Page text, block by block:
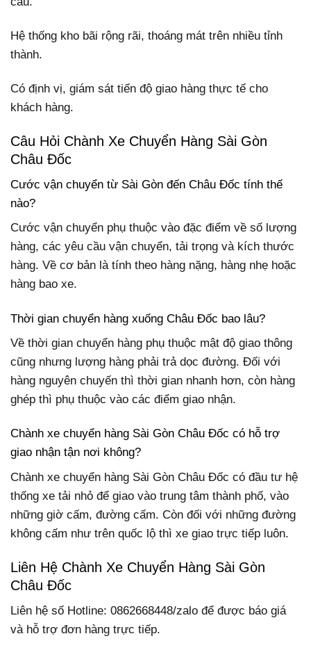
Hệ thống kho bãi rộng rãi, thoáng mát trên nhiều tỉnh
thành.
Có định vị, giám sát tiến độ giao hàng thực tế cho
khách hàng.
Câu Hỏi Chành Xe Chuyển Hàng Sài Gòn
Châu Đốc
Cước vận chuyển từ Sài Gòn đến Châu Đốc tính thế
nào?
Cước vận chuyển phụ thuộc vào đặc điểm về số lượng
hàng, các yêu cầu vận chuyển, tải trọng và kích thước
hàng. Về cơ bản là tính theo hàng nặng, hàng nhẹ hoặc
hàng bao xe.
Thời gian chuyển hàng xuống Châu Đốc bao lâu?
Về thời gian chuyển hàng phụ thuộc mật độ giao thông
cũng nhưng lượng hàng phải trả dọc đường. Đối với
hàng nguyên chuyến thì thời gian nhanh hơn, còn hàng
ghép thì phụ thuộc vào các điểm giao nhận.
Chành xe chuyển hàng Sài Gòn Châu Đốc có hỗ trợ
giao nhận tận nơi không?
Chành xe chuyển hàng Sài Gòn Châu Đốc có đầu tư hệ
thống xe tải nhỏ để giao vào trung tâm thành phố, vào
những giờ cấm, đường cấm. Còn đối với những đường
không cấm như trên quốc lộ thì xe giao trực tiếp luôn.
Liên Hệ Chành Xe Chuyển Hàng Sài Gòn
Châu Đốc
Liên hệ số Hotline: 0862668448/zalo để được báo giá
và hỗ trợ đơn hàng trực tiếp.